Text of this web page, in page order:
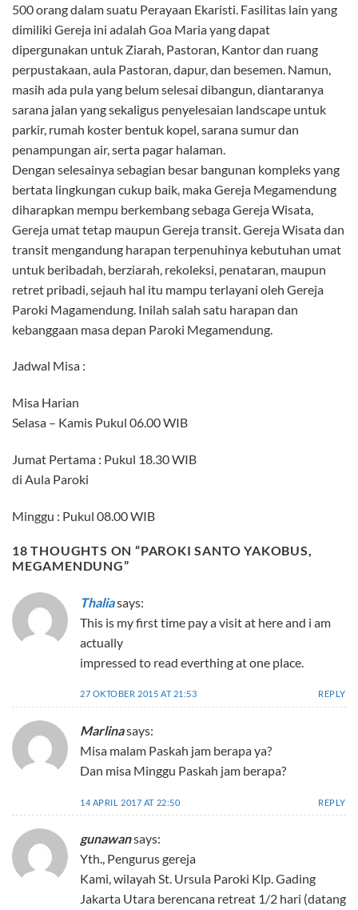
500 orang dalam suatu Perayaan Ekaristi. Fasilitas lain yang
dimiliki Gereja ini adalah Goa Maria yang dapat
dipergunakan untuk Ziarah, Pastoran, Kantor dan ruang
perpustakaan, aula Pastoran, dapur, dan besemen. Namun,
masih ada pula yang belum selesai dibangun, diantaranya
sarana jalan yang sekaligus penyelesaian landscape untuk
parkir, rumah koster bentuk kopel, sarana sumur dan
penampungan air, serta pagar halaman.
Dengan selesainya sebagian besar bangunan kompleks yang
bertata lingkungan cukup baik, maka Gereja Megamendung
diharapkan mempu berkembang sebaga Gereja Wisata,
Gereja umat tetap maupun Gereja transit. Gereja Wisata dan
transit mengandung harapan terpenuhinya kebutuhan umat
untuk beribadah, berziarah, rekoleksi, penataran, maupun
retret pribadi, sejauh hal itu mampu terlayani oleh Gereja
Paroki Magamendung. Inilah salah satu harapan dan
kebanggaan masa depan Paroki Megamendung.
Jadwal Misa :
Misa Harian
Selasa – Kamis Pukul 06.00 WIB
Jumat Pertama : Pukul 18.30 WIB
di Aula Paroki
Minggu : Pukul 08.00 WIB
18 THOUGHTS ON “PAROKI SANTO YAKOBUS,
MEGAMENDUNG”
Thaliasays:
This is my first time pay a visit at here and i am
actually
impressed to read everthing at one place.
27 OKTOBER 2015 AT 21:53 REPLY
Marlinasays:
Misa malam Paskah jam berapa ya?
Dan misa Minggu Paskah jam berapa?
14 APRIL 2017 AT 22:50 REPLY
gunawansays:
Yth., Pengurus gereja
Kami, wilayah St. Ursula Paroki Klp. Gading
Jakarta Utara berencana retreat 1/2 hari (datang